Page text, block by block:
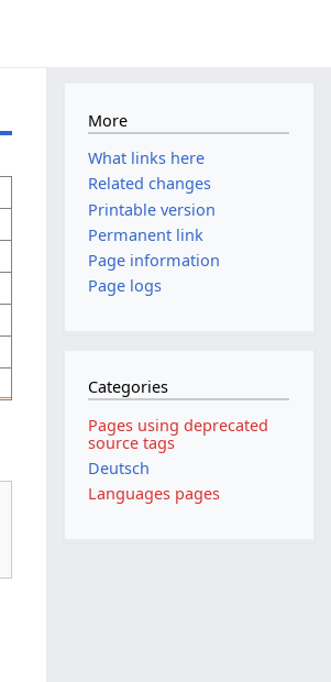
More
What links here
Related changes
Printable version
Permanent link
Page information
Page logs
Categories
Pages using deprecated
source tags
Deutsch
Languages pages